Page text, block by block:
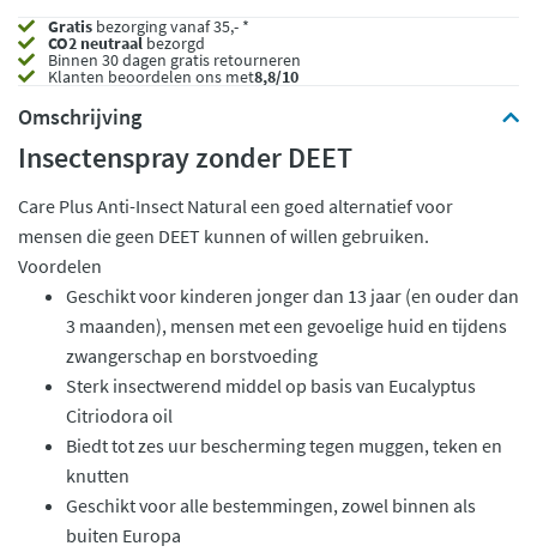
Gratis bezorging vanaf 35,- *
CO2 neutraalbezorgd
Binnen 30 dagen gratis retourneren
Klanten beoordelen ons met8,8/10
Omschrijving
Insectenspray zonder DEET
Care Plus Anti-Insect Natural een goed alternatief voor
mensen die geen DEET kunnen of willen gebruiken.
Voordelen
Geschikt voor kinderen jonger dan 13 jaar (en ouder dan
3 maanden), mensen met een gevoelige huid en tijdens
zwangerschap en borstvoeding
Sterk insectwerend middel op basis van Eucalyptus
Citriodora oil
Biedt tot zes uur bescherming tegen muggen, teken en
knutten
Geschikt voor alle bestemmingen, zowel binnen als
buiten Europa